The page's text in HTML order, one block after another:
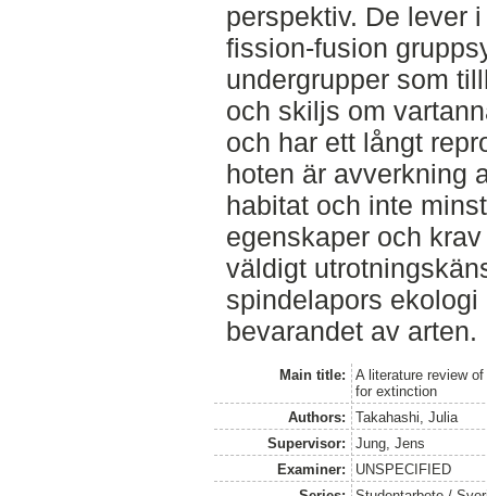
perspektiv. De lever
fission-fusion
undergrupper som
och skiljs om
och har ett långt
hoten är avverkning
habitat och inte
egenskaper och
väldigt
spindelapors
bevarandet av arten.
Main title:
A literature review
for extinction
Authors:
Takahashi, Julia
Supervisor:
Jung, Jens
Examiner:
UNSPECIFIED